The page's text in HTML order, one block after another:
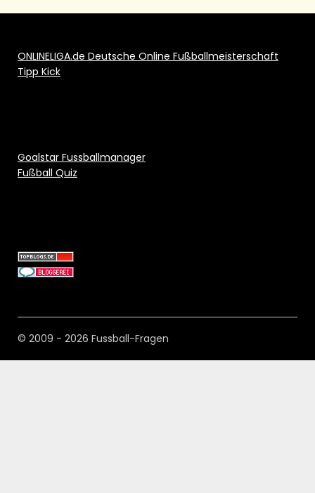
ONLINELIGA.de Deutsche Online Fußballmeisterschaft
Tipp Kick
Goalstar Fussballmanager
Fußball Quiz
© 2009 - 2026 Fussball-Fragen